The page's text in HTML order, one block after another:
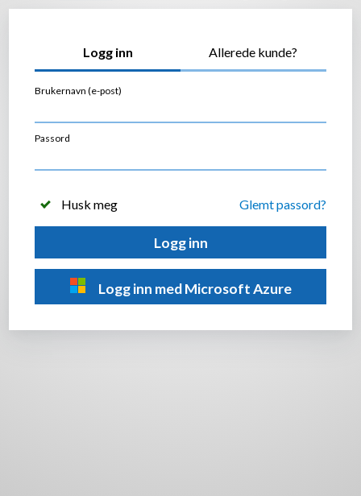
Logg inn Allerede kunde?
Brukernavn (e-post)
Passord
Husk meg Glemt passord?
Logg inn
Logg inn med Microsoft Azure